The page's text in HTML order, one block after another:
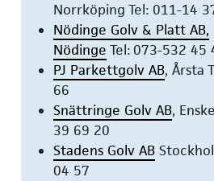
Norrköping Tel: 011-14
Nödinge Golv & Platt AB,
Nödinge Tel: 073-532 45
PJ Parkettgolv AB, Årsta
66
Snättringe Golv AB,
39 69 20
Stadens Golv AB
04 57